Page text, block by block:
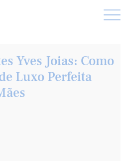
Yves Joias: Como
Luxo Perfeita